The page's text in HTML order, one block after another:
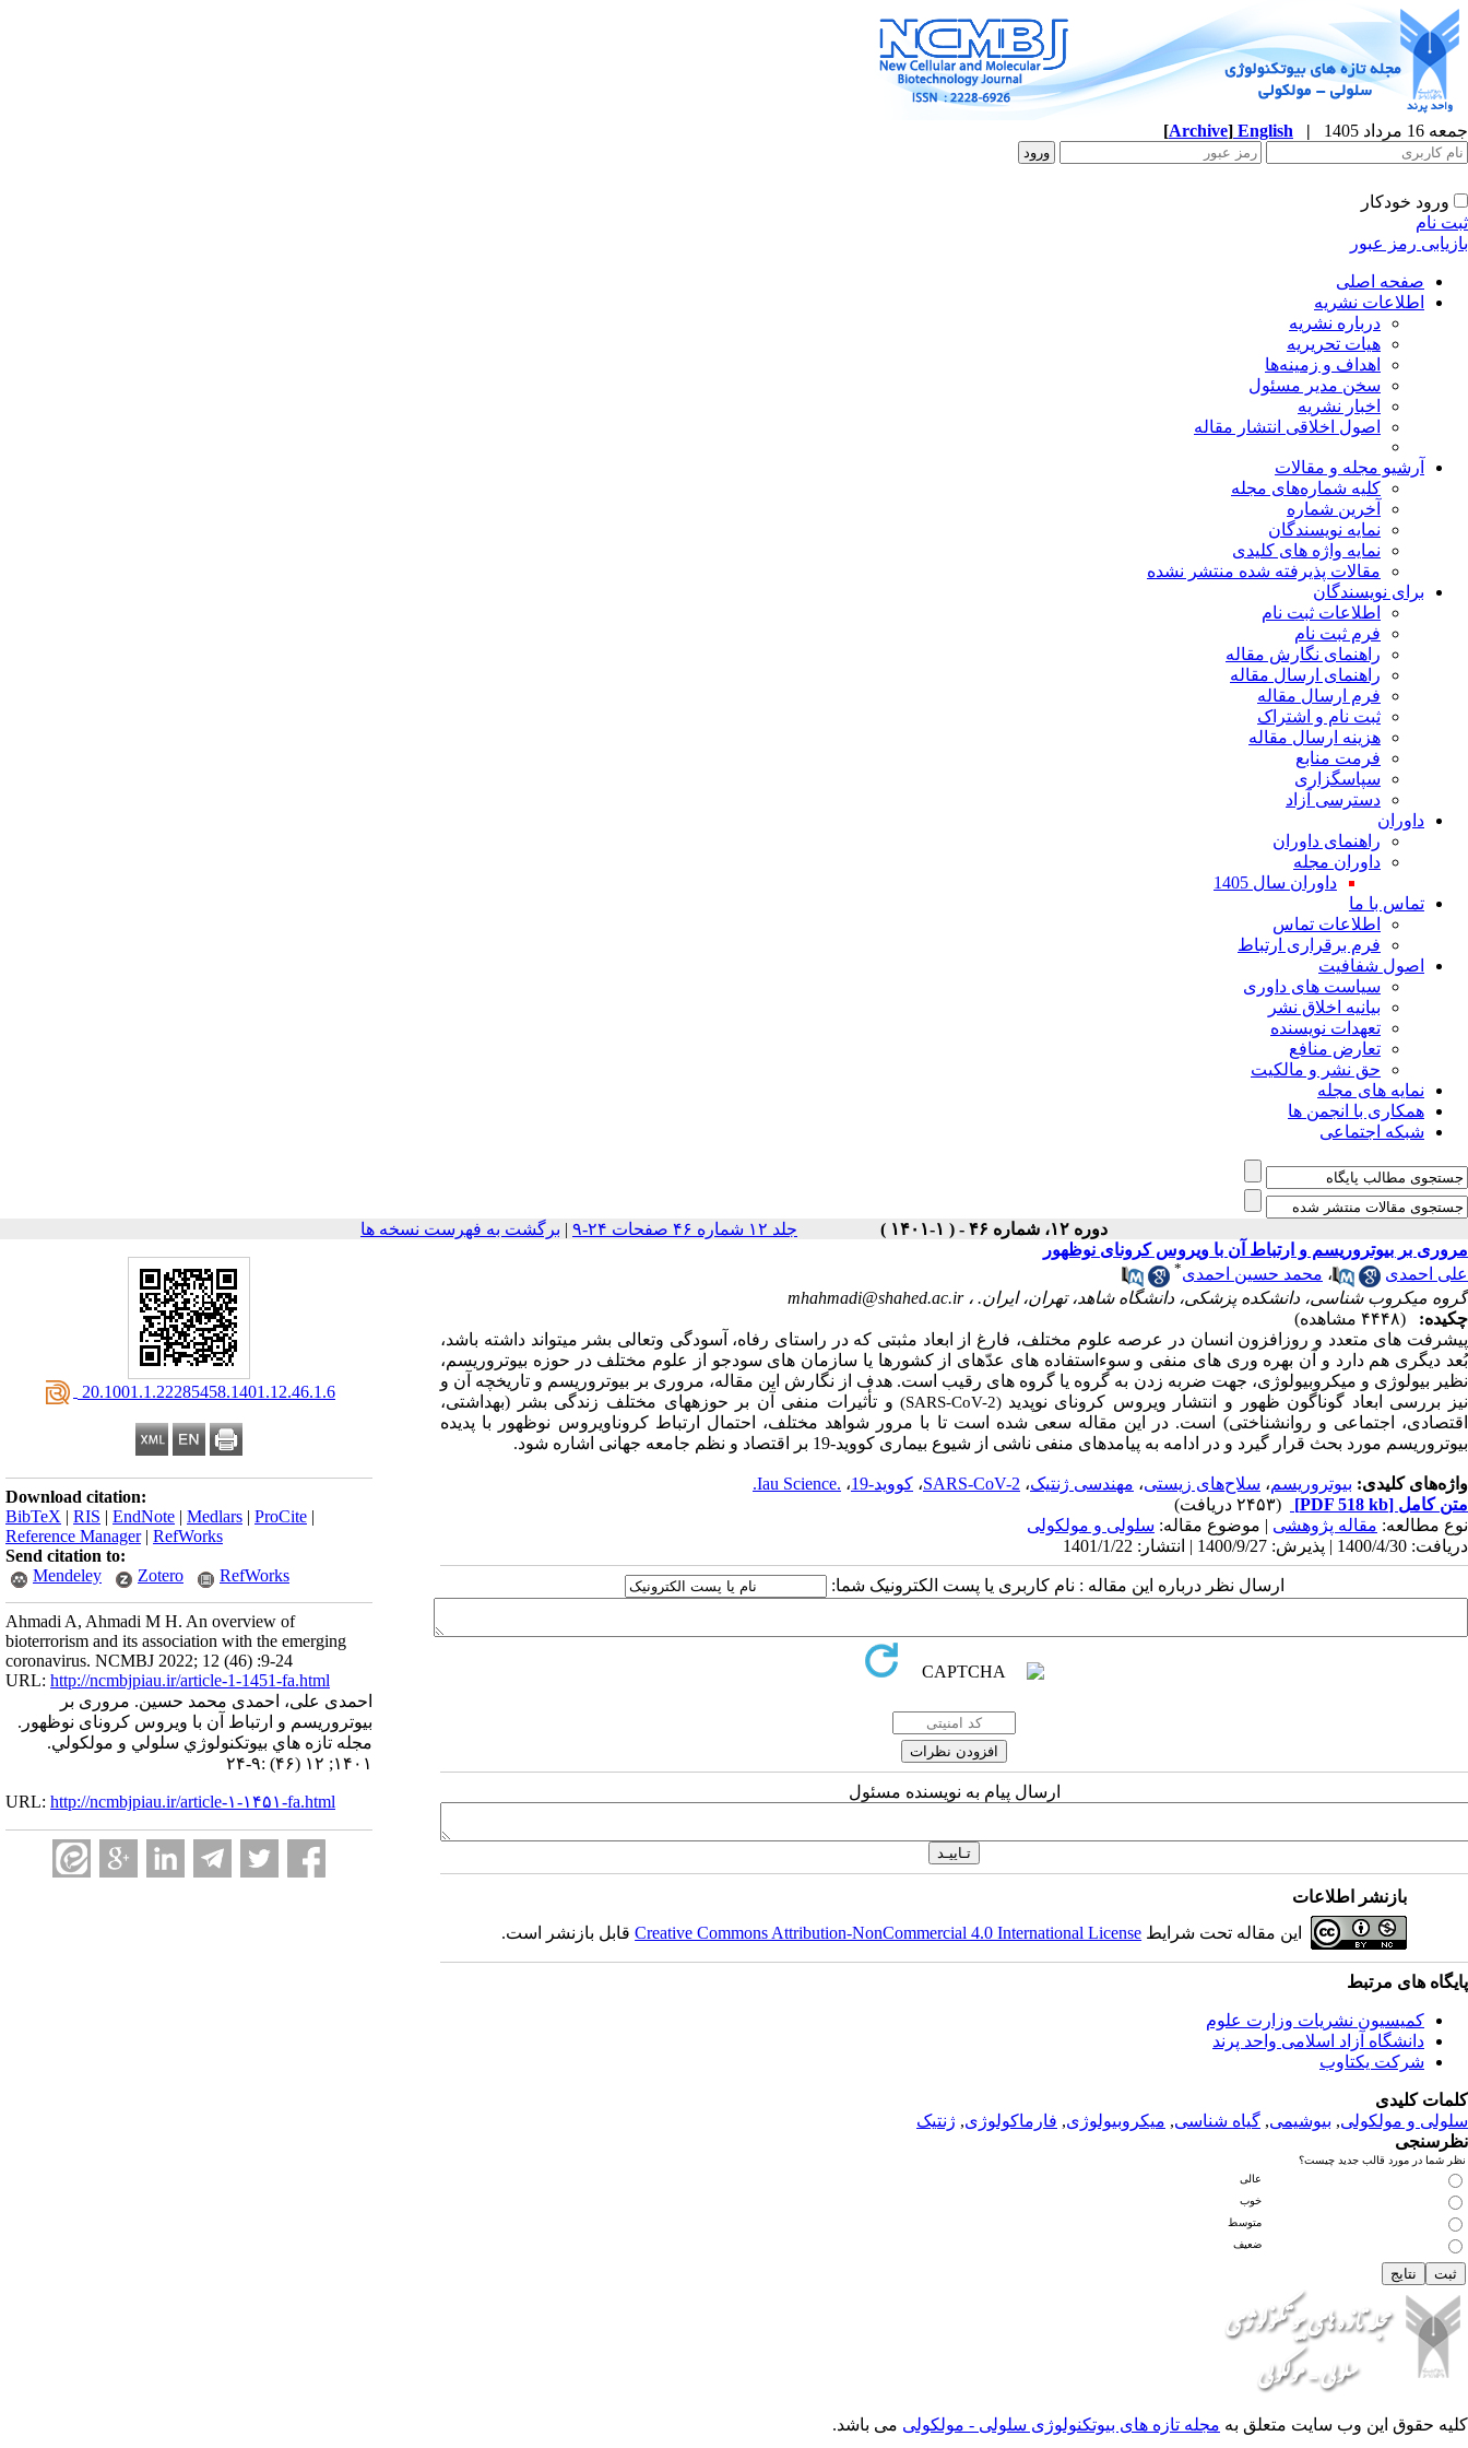
جمعه 16 مرداد 1405 |
English
[Archive]
ورود خودکار
ثبت نام
بازیابی رمز عبور
صفحه اصلی
اطلاعات نشریه
درباره نشریه
هیات تحریریه
اهداف و زمینه‌ها
سخن مدیر مسئول
اخبار نشریه
اصول اخلاقی انتشار مقاله
آرشیو مجله و مقالات
کلیه شماره‌های مجله
آخرین شماره
نمایه نویسندگان
نمایه واژه های کلیدی
مقالات پذیرفته شده منتشر نشده
برای نویسندگان
اطلاعات ثبت نام
فرم ثبت نام
راهنمای نگارش مقاله
راهنمای ارسال مقاله
فرم ارسال مقاله
ثبت نام و اشتراک
هزینه ارسال مقاله
فرمت منابع
سپاسگزاری
دسترسی آزاد
داوران
راهنمای داوران
داوران مجله
داوران سال 1405
تماس با ما
اطلاعات تماس
فرم برقراری ارتباط
اصول شفافیت
سیاست های داوری
بیانیه اخلاق نشر
تعهدات نویسنده
تعارض منافع
حق نشر و مالکیت
نمایه های مجله
همکاری با انجمن ها
شبکه اجتماعی
دوره ۱۲، شماره ۴۶ - ( ۱-۱۴۰۱ ) جلد ۱۲ شماره ۴۶ صفحات ۲۴-۹ | برگشت به فهرست نسخه ها
‎ 20.1001.1.22285458.1401.12.46.1.6
Download citation:
BibTeX | RIS | EndNote | Medlars | ProCite |
Reference Manager| RefWorks
Send citation to:
Mendeley
Zotero RefWorks
Ahmadi A, Ahmadi M H. An overview of
bioterrorism and its association with the emerging
coronavirus. NCMBJ 2022; 12 (46) :9-24
URL: http://ncmbjpiau.ir/article-1-1451-fa.html
احمدی علی، احمدی محمد حسین. مروری بر
بیوتروریسم و ارتباط آن با ویروس کرونای نوظهور.
مجله تازه هاي بيوتكنولوژي سلولي و مولكولي.
۱۴۰۱; ۱۲ (۴۶) :۹-۲۴
URL: http://ncmbjpiau.ir/article-۱-۱۴۵۱-fa.html
مروری بر بیوتروریسم و ارتباط آن با ویروس کرونای نوظهور
علی احمدی
، محمد حسین احمدی*
گروه میکروب شناسی، دانشکده پزشکی، دانشگاه شاهد، تهران، ایران. ،mhahmadi@shahed.ac.ir
چکیده:
(۴۴۴۸ مشاهده)
پیشرفت­ های متعدد و روزافزون انسان در عرصه علوم مختلف، فارغ از ابعاد مثبتی که در راستای رفاه، آسودگی وتعالی بشر می­تواند داشته باشد،
بُعد دیگری هم دارد و آن بهره ­وری­ های منفی و سوءاستفاده­ های عدّه­ای از کشورها یا سازمان­ های سودجو از علوم مختلف در حوزه بیوتروریسم،
نظیر بیولوژی و میکروبیولوژی، جهت ضربه زدن به گروه یا گروه­ های رقیب است. هدف از نگارش این مقاله، مروری بر بیوتروریسم و تاریخچه آن و
نیز بررسی ابعاد گوناگون ظهور و انتشار ویروس کرونای نوپدید (SARS-CoV-2)و تأثیرات منفی آن بر حوزههای مختلف زندگی بشر (بهداشتی،
اقتصادی، اجتماعی و روان­شناختی) است. در این مقاله سعی شده است تا با مرور شواهد مختلف، احتمال ارتباط کروناویروس نوظهور با پدیده
بیوتروریسم مورد بحث قرار گیرد و در ادامه به پیامدهای منفی ناشی از شیوع بیماری کووید-19 بر اقتصاد و نظم جامعه جهانی اشاره شود.
واژه‌های کلیدی: بیوتروریسم، سلاح‌های زیستی، مهندسی ژنتیک، SARS-CoV-2، کووید-19 ، .Iau Science.
متن کامل [PDF 518 kb]
(۲۴۵۳ دریافت)
نوع مطالعه: مقاله پژوهشی | موضوع مقاله: سلولی و مولکولی
دریافت: 1400/4/30 | پذیرش: 1400/9/27 | انتشار: 1401/1/22
ارسال نظر درباره این مقاله : نام کاربری یا پست الکترونیک شما:
ارسال پیام به نویسنده مسئول
بازنشر اطلاعات
این مقاله تحت شرایط Creative Commons Attribution-NonCommercial 4.0 International Licenseقابل بازنشر است.
پایگاه های مرتبط
کمیسیون نشریات وزارت علوم
دانشگاه آزاد اسلامی واحد پرند
شرکت یکتاوب
کلمات کلیدی
سلولی و مولکولی, بیوشیمی, گیاه شناسی, میکروبیولوژی, فارماکولوژی, ژنتیک
نظرسنجی
نظر شما در مورد قالب جدید چیست؟
عالی
خوب
متوسط
ضعیف
کلیه حقوق این وب سایت متعلق به مجله تازه های بیوتکنولوژی سلولی - مولکولی می باشد.